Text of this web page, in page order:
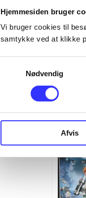
Hjemmesiden bruger
Vi bruger cookies til
samtykke ved at klikke
Nødvendig
Afvis
...